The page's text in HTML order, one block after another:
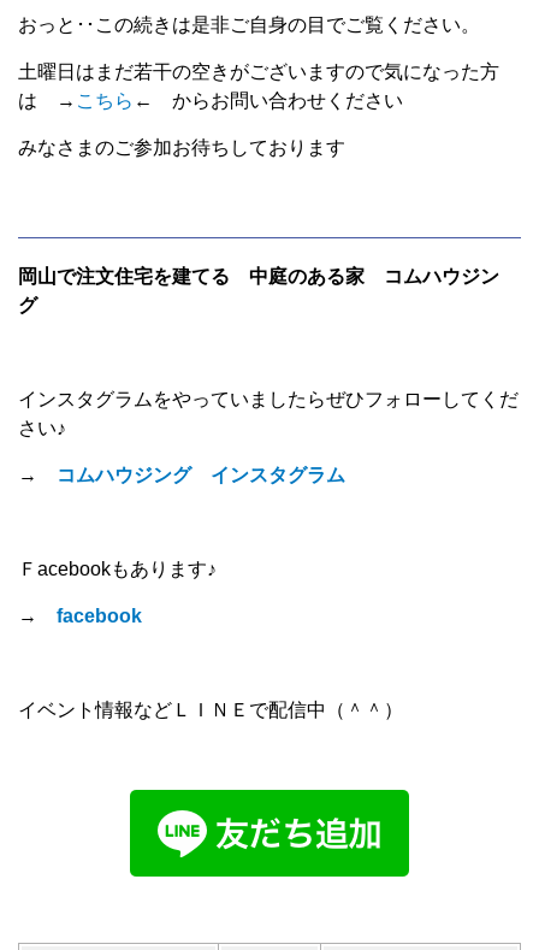
おっと･･この続きは是非ご自身の目でご覧ください。
土曜日はまだ若干の空きがございますので気になった方
は → こちら ← からお問い合わせください
みなさまのご参加お待ちしております
岡山で注文住宅を建てる 中庭のある家 コムハウジン
グ
インスタグラムをやっていましたらぜひフォローしてくだ
さい♪
→ コムハウジング インスタグラム
Ｆacebookもあります♪
→ facebook
イベント情報などＬＩＮＥで配信中（＾＾）